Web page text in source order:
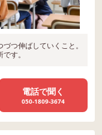
つ伸ばしていくこと。
す。
電話で聞く
050-1809-3674